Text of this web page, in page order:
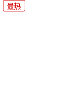
最热